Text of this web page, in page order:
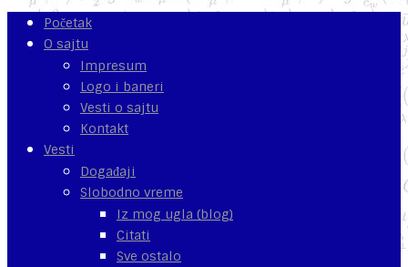
Početak
O sajtu
Impresum
Logo i baneri
Vesti o sajtu
Kontakt
Vesti
Događaji
Slobodno vreme
Iz mog ugla (blog)
Citati
Sve ostalo